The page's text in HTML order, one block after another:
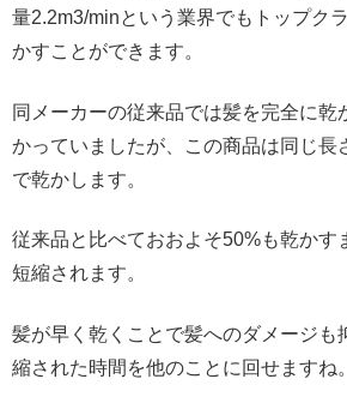
量2.2m3/minという業界でもトップク
かすことができます。
同メーカーの従来品では髪を完全に乾
かっていましたが、この商品は同じ長
で乾かします。
従来品と比べておおよそ50%も乾かす
短縮されます。
髪が早く乾くことで髪へのダメージも
縮された時間を他のことに回せますね。